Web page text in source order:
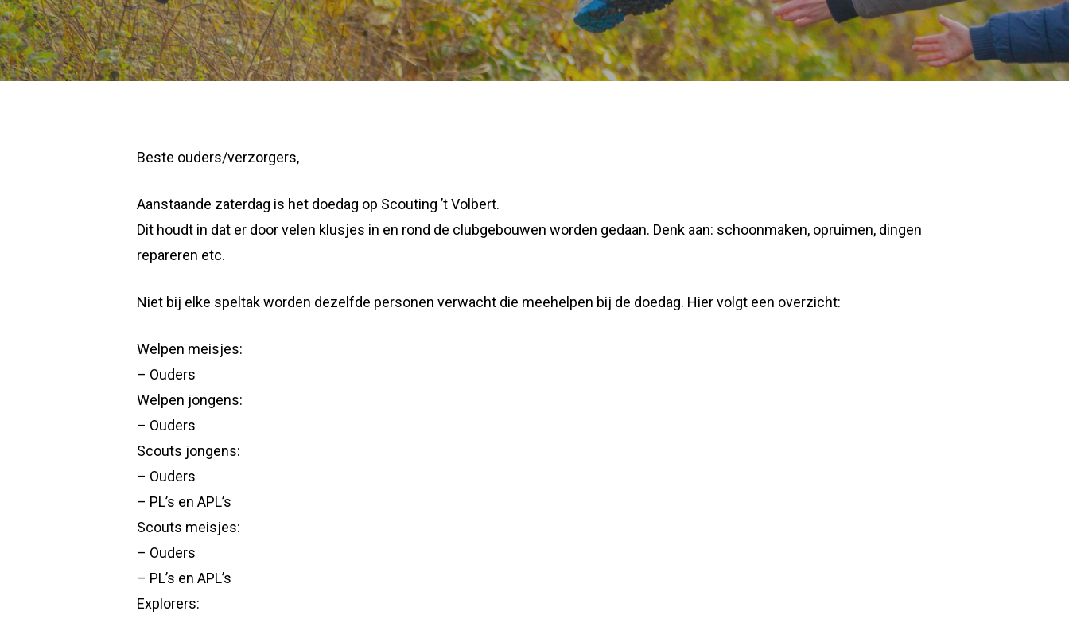
Beste ouders/verzorgers,
Aanstaande zaterdag is het doedag op Scouting ’t Volbert.
Dit houdt in dat er door velen klusjes in en rond de clubgebouwen worden gedaan. Denk aan: schoonmaken, opruimen, dingen
repareren etc.
Niet bij elke speltak worden dezelfde personen verwacht die meehelpen bij de doedag. Hier volgt een overzicht:
Welpen meisjes:
– Ouders
Welpen jongens:
– Ouders
Scouts jongens:
– Ouders
– PL’s en APL’s
Scouts meisjes:
– Ouders
– PL’s en APL’s
Explorers: